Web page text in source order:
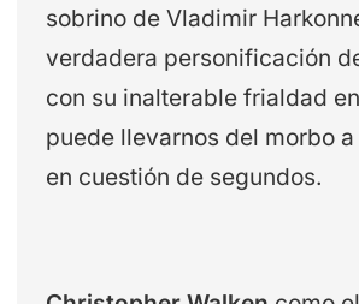
sobrino de Vladimir
verdadera personificación
con su inalterable frialdad
puede llevarnos del morbo
en cuestión de segundos.